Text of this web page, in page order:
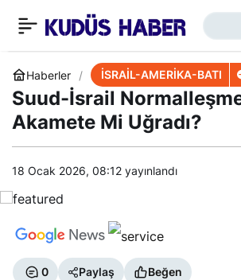
Haberler İSRAİL-AMERİKA-BATI
Suud-İsrail
Akamete Mi Uğradı?
18 Ocak 2026, 08:12 yayınlandı
0 Paylaş Beğen
İsrailli Uzman: 5 Olası
Tehdit Var
+